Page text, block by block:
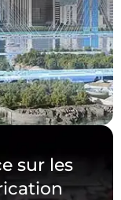
sur les